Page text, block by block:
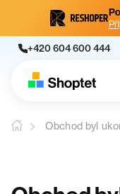
+420 604 600 444
Obchod byl